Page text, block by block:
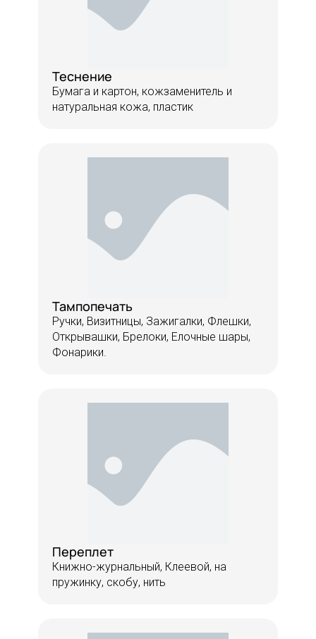
Теснение
Бумага и картон, кожзаменитель и
натуральная кожа, пластик
Тампопечать
Ручки, Визитницы, Зажигалки, Флешки,
Открывашки, Брелоки, Елочные шары,
Фонарики.
Переплет
Книжно-журнальный, Клеевой, на
пружинку, скобу, нить